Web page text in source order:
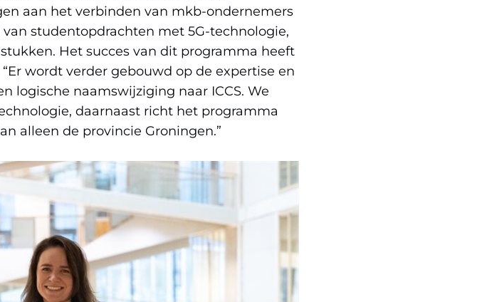
aan het verbinden van mkb-ondernemers
studentopdrachten met 5G-technologie,
Het succes van dit programma heeft
wordt verder gebouwd op de expertise en
logische naamswijziging naar ICCS. We
daarnaast richt het programma
alleen de provincie Groningen.”